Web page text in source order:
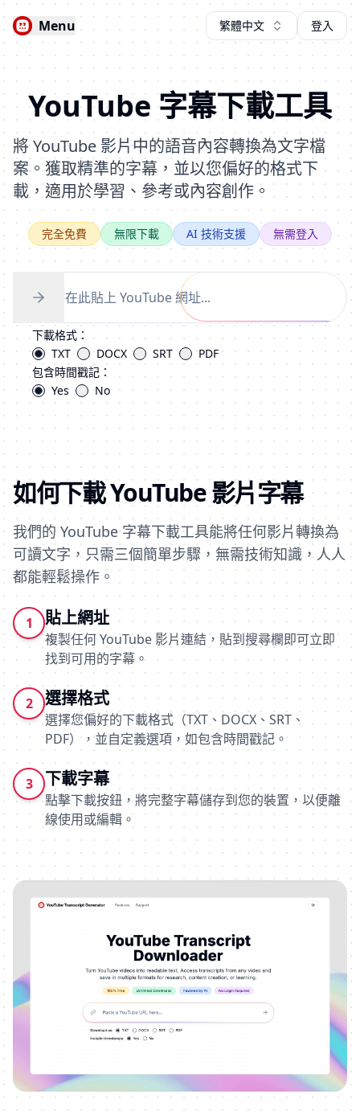
Menu 繁體中文 登入
YouTube 字幕下載工具
將 YouTube 影片中的語音內容轉換為文字檔
案。獲取精準的字幕，並以您偏好的格式下
載，適用於學習、參考或內容創作。
完全免費 無限下載 AI 技術支援 無需登入
下載格式：
TXT
DOCX SRT
PDF
包含時間戳記：
Yes
No
如何下載 YouTube 影片字幕
我們的 YouTube 字幕下載工具能將任何影片轉換為
可讀文字，只需三個簡單步驟，無需技術知識，人人
都能輕鬆操作。
1 貼上網址
複製任何 YouTube 影片連結，貼到搜尋欄即可立即
找到可用的字幕。
2 選擇格式
選擇您偏好的下載格式（TXT、DOCX、SRT、
PDF），並自定義選項，如包含時間戳記。
3 下載字幕
點擊下載按鈕，將完整字幕儲存到您的裝置，以便離
線使用或編輯。